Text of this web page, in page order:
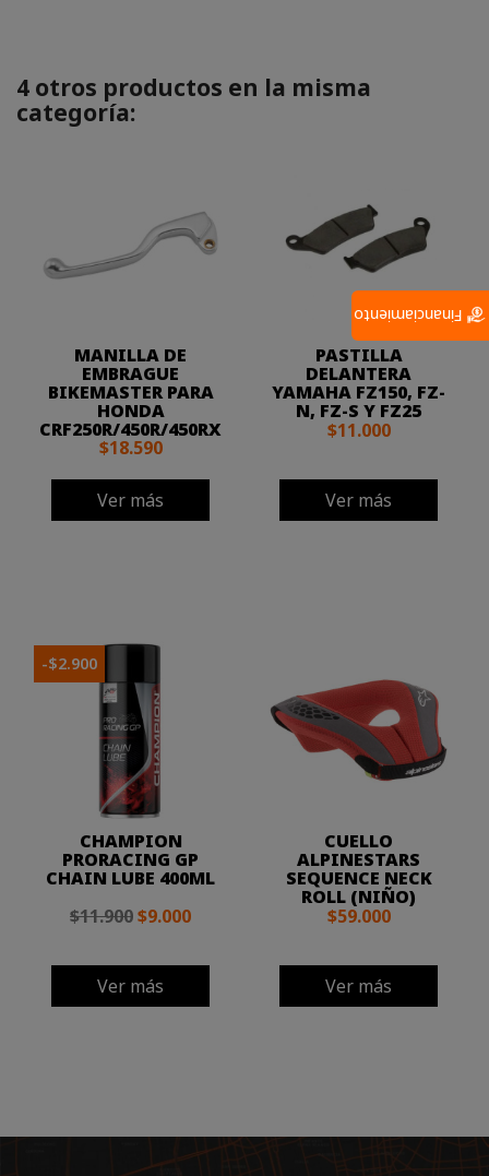
4 otros productos en la misma
categoría:
MANILLA DE
EMBRAGUE
BIKEMASTER PARA
HONDA
CRF250R/450R/450RX
$18.590
Ver más
PASTILLA
DELANTERA
YAMAHA FZ150, FZ-
N, FZ-S Y FZ25
$11.000
Ver más
CHAMPION
PRORACING GP
CHAIN LUBE 400ML
$11.900$9.000
Ver más
-$2.900
CUELLO
ALPINESTARS
SEQUENCE NECK
ROLL (NIÑO)
$59.000
Ver más
Financiamiento